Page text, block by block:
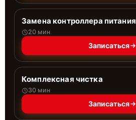
Замена контроллера питания
20 мин
Записаться
Комплексная чистка
30 мин
Записаться